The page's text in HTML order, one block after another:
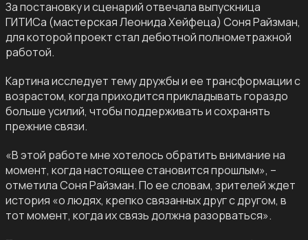
За постановку и сценарий отвечала выпускница
ГИТИСа (мастерская Леонида Хейфеца) Соня Райзман,
для которой проект стал дебютной полнометражной
работой.
Картина исследует тему дружбы и ее трансформации с
возрастом, когда приходится прикладывать гораздо
больше усилий, чтобы поддерживать и сохранять
прежние связи.
«В этой работе мне хотелось обратить внимание на
момент, когда настоящее становится прошлым», –
отметила Соня Райзман. По ее словам, зрителей ждет
история «о людях, крепко связанных друг с другом, в
тот момент, когда их связь должна разорваться».